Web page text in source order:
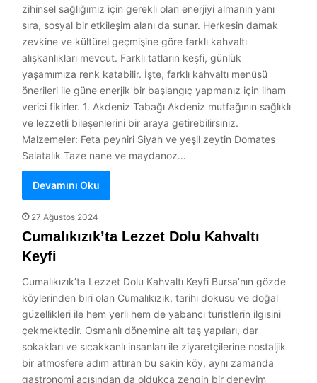
zihinsel sağlığımız için gerekli olan enerjiyi almanın yanı
sıra, sosyal bir etkileşim alanı da sunar. Herkesin damak
zevkine ve kültürel geçmişine göre farklı kahvaltı
alışkanlıkları mevcut. Farklı tatların keşfi, günlük
yaşamımıza renk katabilir. İşte, farklı kahvaltı menüsü
önerileri ile güne enerjik bir başlangıç yapmanız için ilham
verici fikirler. 1. Akdeniz Tabağı Akdeniz mutfağının sağlıklı
ve lezzetli bileşenlerini bir araya getirebilirsiniz.
Malzemeler: Feta peyniri Siyah ve yeşil zeytin Domates
Salatalık Taze nane ve maydanoz…
Devamını Oku
27 Ağustos 2024
Cumalıkızık’ta Lezzet Dolu Kahvaltı
Keyfi
Cumalıkızık’ta Lezzet Dolu Kahvaltı Keyfi Bursa’nın gözde
köylerinden biri olan Cumalıkızık, tarihi dokusu ve doğal
güzellikleri ile hem yerli hem de yabancı turistlerin ilgisini
çekmektedir. Osmanlı dönemine ait taş yapıları, dar
sokakları ve sıcakkanlı insanları ile ziyaretçilerine nostaljik
bir atmosfere adım attıran bu sakin köy, aynı zamanda
gastronomi açısından da oldukça zengin bir deneyim